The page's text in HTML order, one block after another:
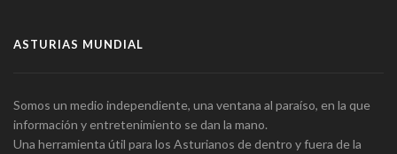
ASTURIAS MUNDIAL
Somos un medio independiente, una ventana al paraíso, en la que
información y entretenimiento se dan la mano.
Una herramienta útil para los Asturianos de dentro y fuera de la